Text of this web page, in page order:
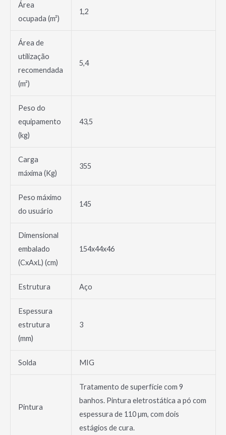
Área
ocupada (m²)
1,2
Área de
utilização
recomendada
(m²)
5,4
Peso do
equipamento
(kg)
43,5
Carga
máxima (Kg)
355
Peso máximo
do usuário
145
Dimensional
embalado
(CxAxL) (cm)
154x44x46
Estrutura Aço
Espessura
estrutura
(mm)
3
Solda MIG
Pintura
Tratamento de superfície com 9
banhos. Pintura eletrostática a pó com
espessura de 110 µm, com dois
estágios de cura.